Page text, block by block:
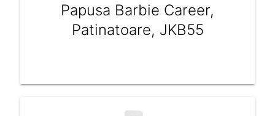
Papusa Barbie Career,
Patinatoare, JKB55